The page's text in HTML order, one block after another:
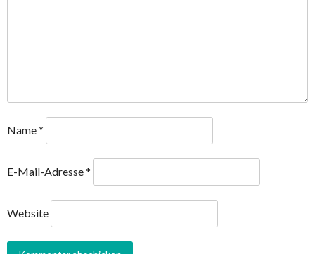
Name*
E-Mail-Adresse*
Website